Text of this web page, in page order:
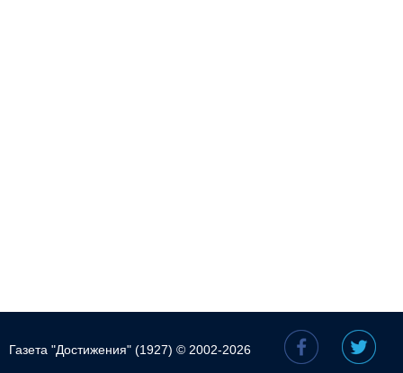
Газета "Достижения" (1927) © 2002-2026